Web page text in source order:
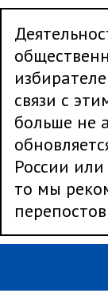
связи с
больше не
России
то мы